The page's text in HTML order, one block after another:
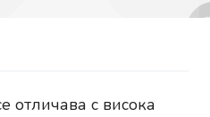
отличава с висока